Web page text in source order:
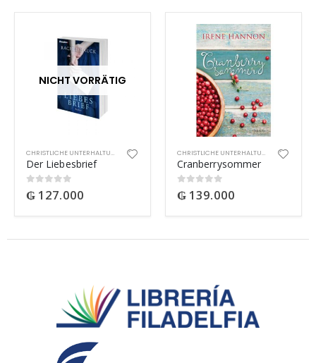
NICHT VORRÄTIG
CHRISTLICHE UNTERHALTUNG
Der Liebesbrief
0out of 5
₲ 127.000
CHRISTLICHE UNTERHALTUNG
Cranberrysommer
0out of 5
₲ 139.000